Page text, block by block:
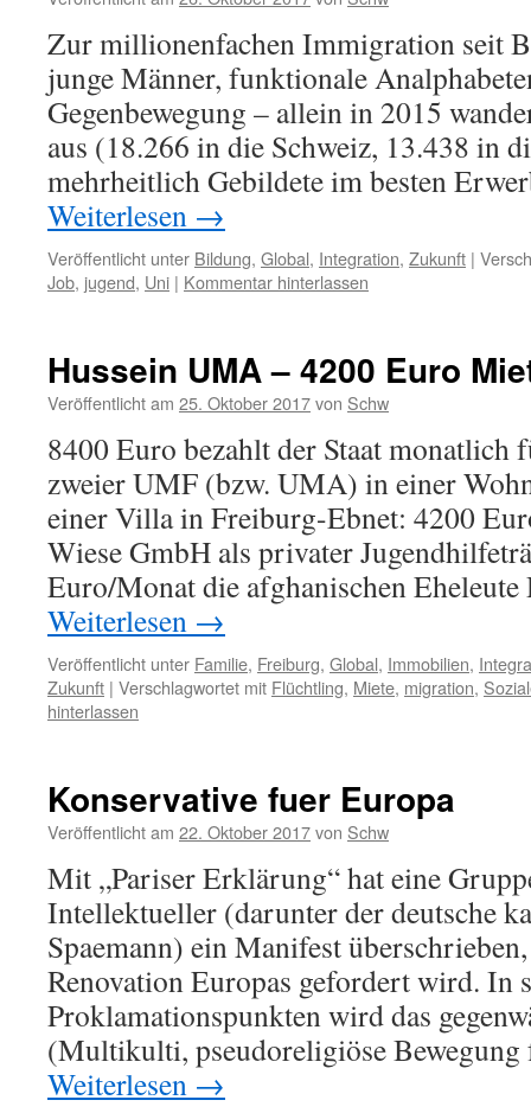
Zur millionenfachen Immigration seit
junge Männer, funktionale
Gegenbewegung – allein in 2015
aus (18.266 in die Schweiz, 13.438 in
mehrheitlich Gebildete im besten
Weiterlesen →
Veröffentlicht unter Bildung, Global, Integration, Zukunft |
Job, jugend, Uni | Kommentar hinterlassen
Hussein UMA – 4200 Euro
Veröffentlicht am 25. Oktober 2017von Schw
8400 Euro bezahlt der Staat
zweier UMF (bzw. UMA) in einer
einer Villa in Freiburg-Ebnet: 4200
Wiese GmbH als privater
Euro/Monat die afghanischen
Weiterlesen →
Veröffentlicht unter Familie, Freiburg, Global, Immobilien,
Zukunft | Verschlagwortet mit Flüchtling, Miete, migration,
hinterlassen
Konservative fuer Europa
Veröffentlicht am 22. Oktober 2017von Schw
Mit „Pariser Erklärung“ hat eine
Intellektueller (darunter der deutsche
Spaemann) ein Manifest
Renovation Europas gefordert wird. In
Proklamationspunkten wird das
(Multikulti, pseudoreligiöse
Weiterlesen →